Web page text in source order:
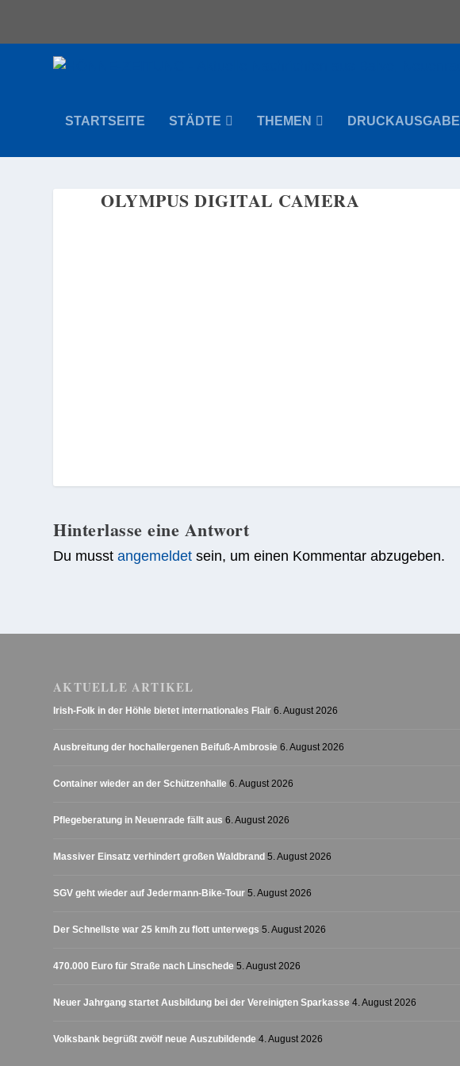
STARTSEITE STÄDTE THEMEN DRUCKAUSGABE
OLYMPUS DIGITAL CAMERA
Hinterlasse eine Antwort
Du musstangemeldet sein, um einen Kommentar abzugeben.
AKTUELLE ARTIKEL
Irish-Folk in der Höhle bietet internationales Flair 6. August 2026
Ausbreitung der hochallergenen Beifuß-Ambrosie 6. August 2026
Container wieder an der Schützenhalle 6. August 2026
Pflegeberatung in Neuenrade fällt aus 6. August 2026
Massiver Einsatz verhindert großen Waldbrand 5. August 2026
SGV geht wieder auf Jedermann-Bike-Tour 5. August 2026
Der Schnellste war 25 km/h zu flott unterwegs 5. August 2026
470.000 Euro für Straße nach Linschede 5. August 2026
Neuer Jahrgang startet Ausbildung bei der Vereinigten Sparkasse 4. August 2026
Volksbank begrüßt zwölf neue Auszubildende 4. August 2026